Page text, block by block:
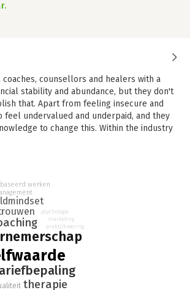
counsellors and healers with a
stability and abundance, but they don't
that. Apart from feeling insecure and
feel undervalued and underpaid, and they
to change this. Within the industry
essential information you need that
through professional education or
Sandra Derksen, since 1998 a therapist
the very core of not claiming your value.
of thinking is necessary in order to claim
your revenue, because it is the
that is the biggest hindering factor in
to the value you have to offer. Sandra
therapie
werken
psychologie
marketing
praktijkvoering